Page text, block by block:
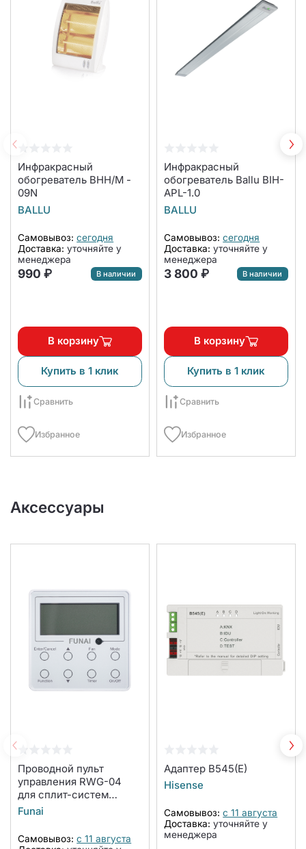
Инфракрасный
обогреватель BHH/M -
09N
BALLU
Самовывоз: сегодня
Доставка: уточняйте у
менеджера
990 ₽ В наличии
В корзину
Купить в 1 клик
Сравнить
Избранное
Инфракрасный
обогреватель Ballu BIH-
APL-1.0
BALLU
Самовывоз: сегодня
Доставка: уточняйте у
менеджера
3 800 ₽ В наличии
В корзину
Купить в 1 клик
Сравнить
Избранное
Аксессуары
Проводной пульт
управления RWG-04
для сплит-систем
DAIJIN, сплит-систем с
насоса ONSEN и
Funai
Самовывоз: с 11 августа
Адаптер B545(E)
Hisense
Самовывоз: с 11 августа
Доставка: уточняйте у
менеджера